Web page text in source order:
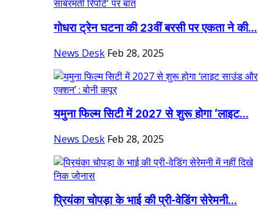
गोधरा ट्रेन घटना की 23वीं बरसी पर एकता ने की...
News Desk Feb 28, 2025
यमुना फिल्म सिटी में 2027 से शुरू होगा ‘लाइट...
News Desk Feb 28, 2025
प्रियंका चोपड़ा के भाई की प्री-वेडिंग सेरेमनी...